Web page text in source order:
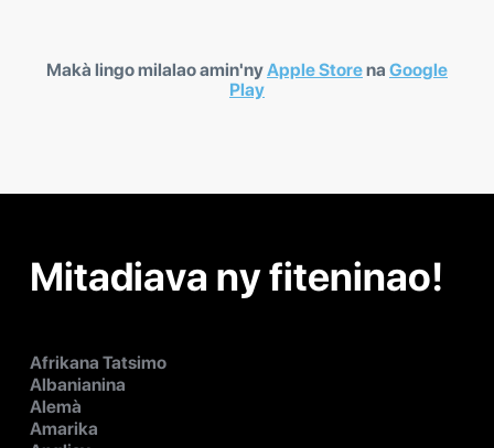
Makà lingo milalao amin'nyApple Storena Google
Play
Mitadiava ny fiteninao!
Afrikana Tatsimo
Albanianina
Alemà
Amarika